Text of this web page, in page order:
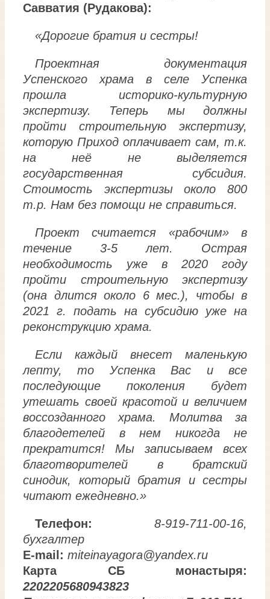
Савватия (Рудакова):
«Дорогие братия и сестры!
Проектная документация
Успенского храма в селе Успенка
прошла историко-культурную
экспертизу. Теперь мы должны
пройти строительную экспертизу,
которую Приход оплачивает сам, т.к.
на неё не выделяется
государственная субсидия.
Стоимость экспертизы около 800
т.р. Нам без помощи не справиться.
Проект считается «рабочим» в
течение 3-5 лет. Острая
необходимость уже в 2020 году
пройти строительную экспертизу
(она длится около 6 мес.), чтобы в
2021 г. подать на субсидию уже на
реконструкцию храма.
Если каждый внесет маленькую
лепту, то Успенка Вас и все
последующие поколения будет
утешать своей красотой и величием
воссозданного храма. Молитва за
благодетелей в нем никогда не
прекратится! Мы записываем всех
благотворителей в братский
синодик, который братия и сестры
читают ежедневно.»
Телефон: 8-919-711-00-16,
бухгалтер
Е-mail: miteinayagora@yandex.ru
Карта СБ монастыря:
2202205680943823